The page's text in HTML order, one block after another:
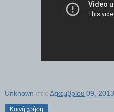
Unknown στις Δεκεμβρίου 09, 2013
Κοινή χρήση